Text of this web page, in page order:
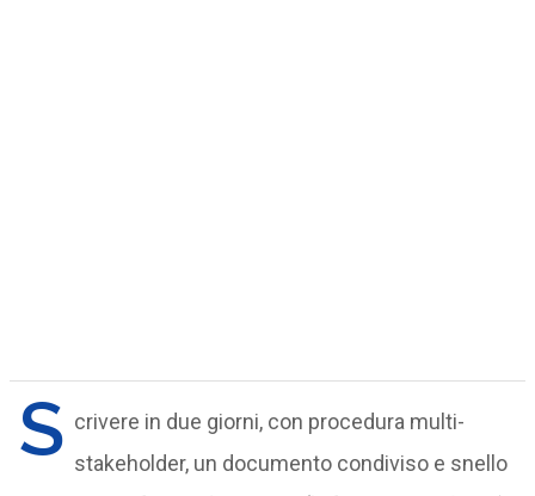
S crivere in due giorni, con procedura multi-
stakeholder, un documento condiviso e snello